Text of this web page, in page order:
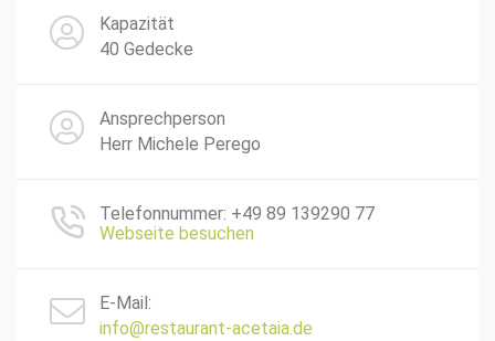
Kapazität
40 Gedecke
Ansprechperson
Herr Michele Perego
Telefonnummer: +49 89 139290 77
Webseite besuchen
E-Mail:
info@restaurant-acetaia.de